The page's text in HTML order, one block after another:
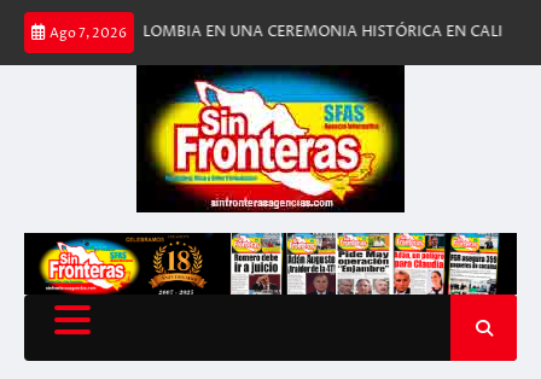
Saltar
contenido
Ago 7, 2026
DE COLOMBIA EN UNA CEREMONIA HISTÓRICA EN CALI ESTADOS